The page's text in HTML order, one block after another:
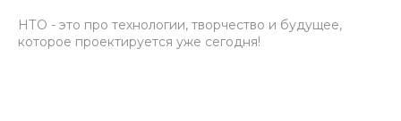
НТО - это про технологии, творчество и будущее,
которое проектируется уже сегодня!